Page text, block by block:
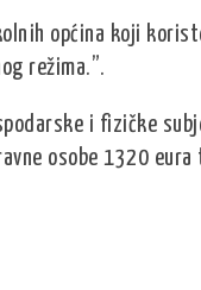
općina koji
režima.”.
i fizičke
osobe 1320